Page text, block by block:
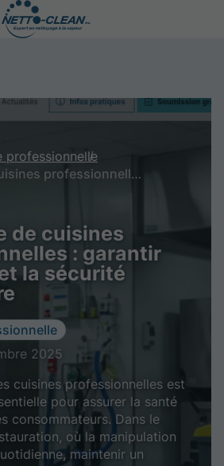
professionnelle
Nettoyage de cuisines professionnelles : garantir l'hygiène et la sécurité alimentaire
de cuisines
: garantir
la sécurité
2025
cuisines professionnelles est
pour assurer la santé
consommateurs. Dans le
où la manipulation
maintenir un